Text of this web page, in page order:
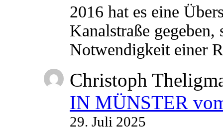
2016 hat es eine
Kanalstraße
Notwendigkeit einer
Christoph
IN MÜNSTER
29. Juli 2025